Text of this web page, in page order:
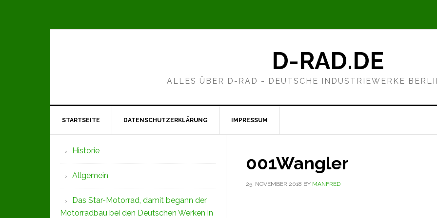
D-RAD.DE
ALLES ÜBER D-RAD - DEUTSCHE INDUSTRIEWERKE
STARTSEITE DATENSCHUTZERKLÄRUNG IMPRESSUM
001Wangler
25. NOVEMBER 2018 BY MANFRED
Seitenspalte
Historie
Allgemein
Das Star-Motorrad, damit begann der
Motorradbau bei den Deutschen Werken in